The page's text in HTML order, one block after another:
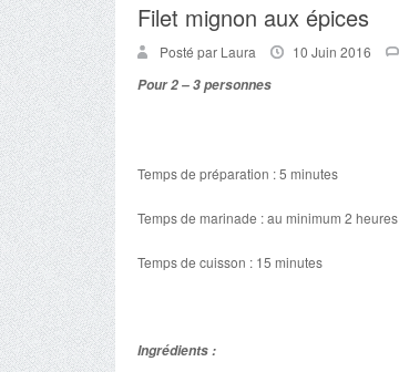
Filet mignon aux épices
Posté par Laura 10 Juin 2016
Pour 2 – 3 personnes
Temps de préparation : 5 minutes
Temps de marinade : au minimum 2 heures
Temps de cuisson : 15 minutes
Ingrédients :